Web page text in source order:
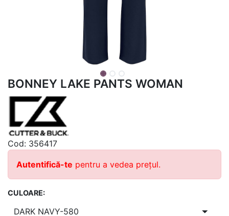
BONNEY LAKE PANTS WOMAN
Cod: 356417
Autentifică-te pentru a vedea prețul.
CULOARE: